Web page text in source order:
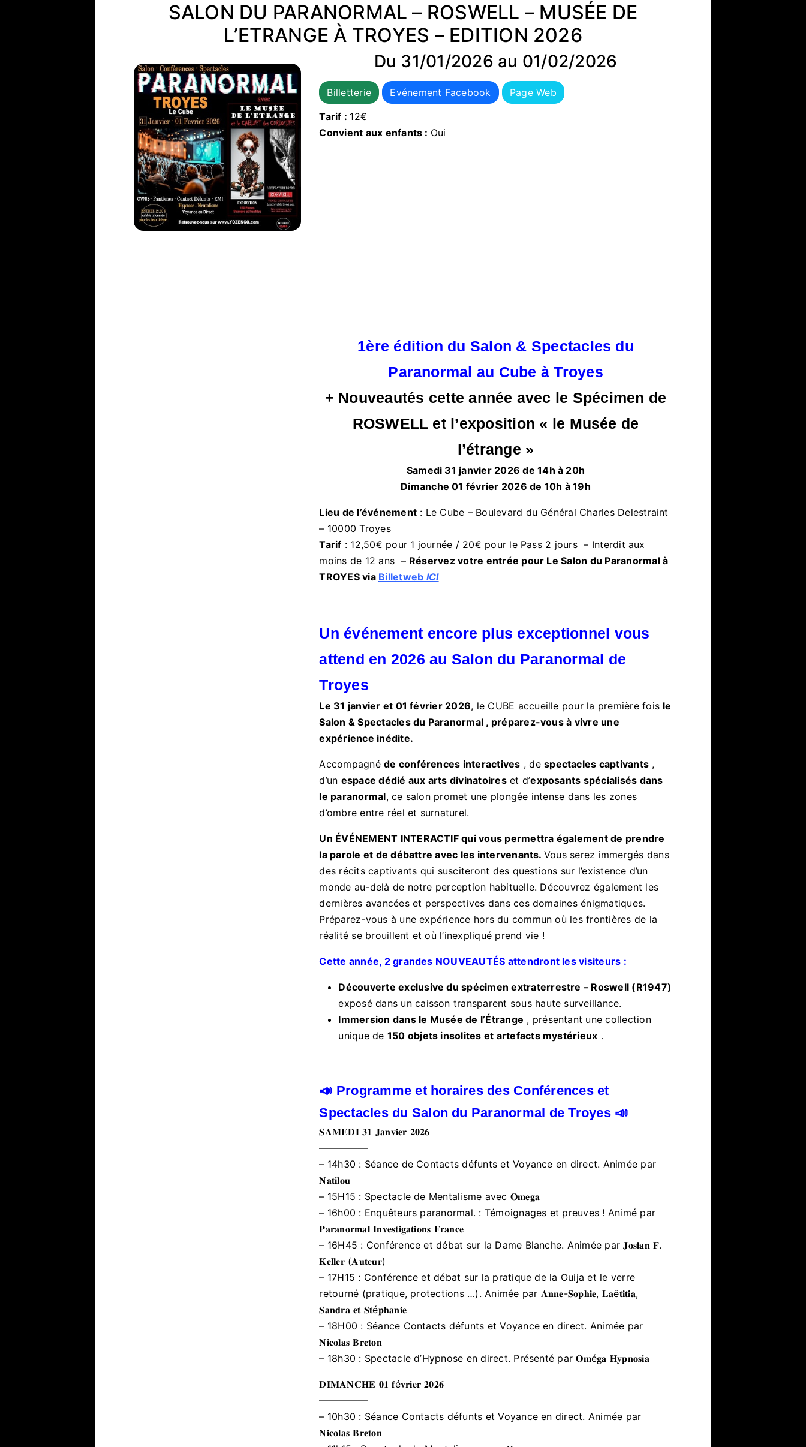
SALON DU PARANORMAL – ROSWELL – MUSÉE DE
L’ETRANGE À TROYES – EDITION 2026
Du 31/01/2026 au 01/02/2026
Billetterie Evénement Facebook
Page Web
Tarif : 12€
Convient aux enfants : Oui
1ère édition du Salon & Spectacles du
Paranormal au Cube à Troyes
+ Nouveautés cette année avec le Spécimen de
ROSWELL et l’exposition « le Musée de
l’étrange »
Samedi 31 janvier 2026 de 14h à 20h
Dimanche 01 février 2026 de 10h à 19h
Lieu de l’événement : Le Cube – Boulevard du Général Charles Delestraint
– 10000 Troyes
Tarif : 12,50€ pour 1 journée / 20€ pour le Pass 2 jours – Interdit aux
moins de 12 ans – Réservez votre entrée pour Le Salon du Paranormal à
TROYES via Billetweb ICI
Un événement encore plus exceptionnel vous
attend en 2026 au Salon du Paranormal de
Troyes
Le 31 janvier et 01 février 2026, le CUBE accueille pour la première fois le
Salon & Spectacles du Paranormal , préparez-vous à vivre une
expérience inédite.
Accompagnéde conférences interactives , despectacles captivants ,
d’un espace dédié aux arts divinatoireset d’exposants spécialisés dans
le paranormal, ce salon promet une plongée intense dans les zones
d’ombre entre réel et surnaturel.
Un ÉVÉNEMENT INTERACTIF qui vous permettra également de prendre
la parole et de débattre avec les intervenants. Vous serez immergés dans
des récits captivants qui susciteront des questions sur l’existence d’un
monde au-delà de notre perception habituelle. Découvrez également les
dernières avancées et perspectives dans ces domaines énigmatiques.
Préparez-vous à une expérience hors du commun où les frontières de la
réalité se brouillent et où l’inexpliqué prend vie !
Cette année, 2 grandes NOUVEAUTÉS attendront les visiteurs :
Découverte exclusive du spécimen extraterrestre – Roswell (R1947)
exposé dans un caisson transparent sous haute surveillance.
Immersion dans le Musée de l’Étrange , présentant une collection
unique de 150 objets insolites et artefacts mystérieux .
📣 Programme et horaires des Conférences et
Spectacles du Salon du Paranormal de Troyes 📣
𝐒𝐀𝐌𝐄𝐃𝐈 𝟑𝟏 𝐉𝐚𝐧𝐯𝐢𝐞𝐫 𝟐𝟎𝟐𝟔
—————
– 14h30 : Séance de Contacts défunts et Voyance en direct. Animée par
𝐍𝐚𝐭𝐢𝐥𝐨𝐮
– 15H15 : Spectacle de Mentalisme avec 𝐎𝐦𝐞𝐠𝐚​
– 16h00 : Enquêteurs paranormal. : Témoignages et preuves ! Animé par
𝐏𝐚𝐫𝐚𝐧𝐨𝐫𝐦𝐚𝐥 𝐈𝐧𝐯𝐞𝐬𝐭𝐢𝐠𝐚𝐭𝐢𝐨𝐧𝐬 𝐅𝐫𝐚𝐧𝐜𝐞​
– 16H45 : Conférence et débat sur la Dame Blanche. Animée par 𝐉𝐨𝐬𝐥𝐚𝐧 𝐅.
𝐊𝐞𝐥𝐥𝐞𝐫 (𝐀𝐮𝐭𝐞𝐮𝐫)​​
– 17H15 : Conférence et débat sur la pratique de la Ouija et le verre
retourné (pratique, protections …). Animée par 𝐀𝐧𝐧𝐞-𝐒𝐨𝐩𝐡𝐢𝐞, 𝐋𝐚ë𝐭𝐢𝐭𝐢𝐚,
𝐒𝐚𝐧𝐝𝐫𝐚 𝐞𝐭 𝐒𝐭é𝐩𝐡𝐚𝐧𝐢𝐞
– 18H00 : Séance Contacts défunts et Voyance en direct. Animée par
𝐍𝐢𝐜𝐨𝐥𝐚𝐬 𝐁𝐫𝐞𝐭𝐨𝐧
– 18h30 : Spectacle d’Hypnose en direct. Présenté par 𝐎𝐦é𝐠𝐚 𝐇𝐲𝐩𝐧𝐨𝐬𝐢𝐚
𝐃𝐈𝐌𝐀𝐍𝐂𝐇𝐄 𝟎𝟏 𝐟é𝐯𝐫𝐢𝐞𝐫 𝟐𝟎𝟐𝟔
—————
– 10h30 : Séance Contacts défunts et Voyance en direct. Animée par
𝐍𝐢𝐜𝐨𝐥𝐚𝐬 𝐁𝐫𝐞𝐭𝐨𝐧